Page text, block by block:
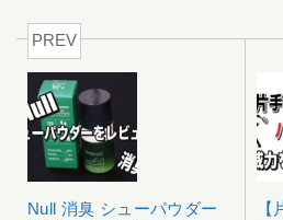
PREV
Null 消臭 シューパウダー